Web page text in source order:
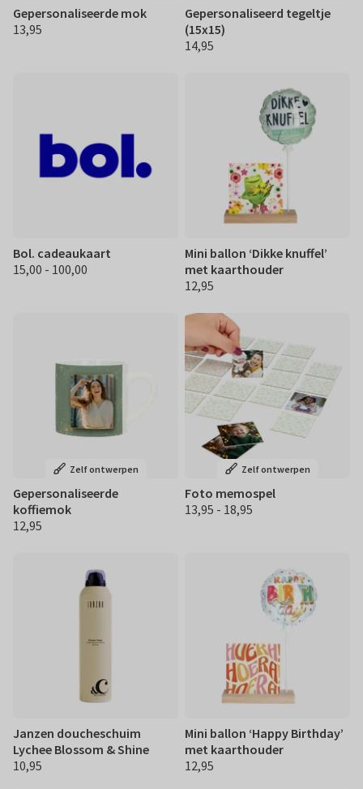
Gepersonaliseerde mok
€ 13,95
13,95
Gepersonaliseerd tegeltje
(15x15)
€ 14,95
14,95
Bol. cadeaukaart
€ 15.00 100,00
15,00 - 100,00
Mini ballon ‘Dikke knuffel’
met kaarthouder
€ 12,95
12,95
Zelf ontwerpen
Gepersonaliseerde
koffiemok
€ 12,95
12,95
Zelf ontwerpen
Foto memospel
€ 13.95 18,95
13,95 - 18,95
Janzen doucheschuim
Lychee Blossom & Shine
€ 10,95
10,95
Mini ballon ‘Happy Birthday’
met kaarthouder
€ 12,95
12,95